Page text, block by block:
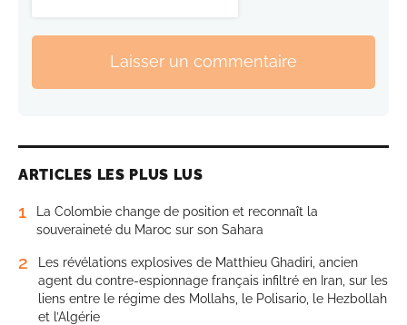
Laisser un commentaire
ARTICLES LES PLUS LUS
1
La Colombie change de position et reconnaît la
souveraineté du Maroc sur son Sahara
2
Les révélations explosives de Matthieu Ghadiri, ancien
agent du contre-espionnage français infiltré en Iran, sur les
liens entre le régime des Mollahs, le Polisario, le Hezbollah
et l’Algérie